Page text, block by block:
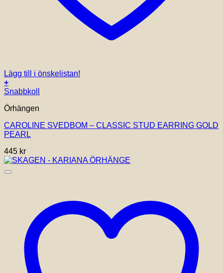
Lägg till i önskelistan!
+
Snabbkoll
Örhängen
CAROLINE SVEDBOM – CLASSIC STUD EARRING GOLD
PEARL
445 kr